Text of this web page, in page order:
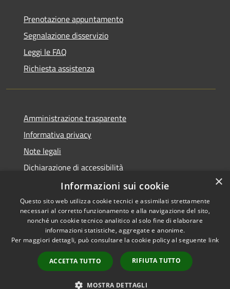
Prenotazione appuntamento
Segnalazione disservizio
Leggi le FAQ
Richiesta assistenza
Amministrazione trasparente
Informativa privacy
Note legali
Dichiarazione di accessibilità
Obiettivi di accessibilità
RSS
Accessibilità
Copyright © 2026 • Comune di
Municipium•
Accesso
redazione
×
Informazioni sui cookie
Questo sito web utilizza cookie tecnici e assimilati strettamente
necessari al corretto funzionamento e alla navigazione del sito,
nonché un cookie tecnico analitico al solo fine di elaborare
informazioni statistiche, aggregate e anonime.
Per maggiori dettagli, può consultare la cookie policy al seguente link
ACCETTA TUTTO RIFIUTA TUTTO
MOSTRA DETTAGLI